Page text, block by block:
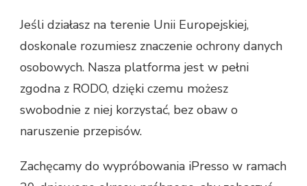
Jeśli działasz na terenie Unii Europejskiej,
doskonale rozumiesz znaczenie ochrony danych
osobowych. Nasza platforma jest w pełni
zgodna z RODO, dzięki czemu możesz
swobodnie z niej korzystać, bez obaw o
naruszenie przepisów.
Zachęcamy do wypróbowania iPresso w ramach